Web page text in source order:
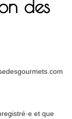
des
et que